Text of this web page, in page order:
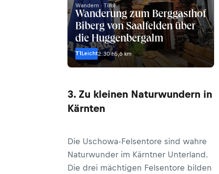
Wandern · Tirol
Wanderung zum Berggasthof
Biberg von Saalfelden über
die Huggenbergalm
T1Leicht2:30 h5,6 km
3. Zu kleinen Naturwundern in
Kärnten
Die Uschowa-Felsentore sind wahre
Naturwunder im Kärntner Unterland.
Die drei mächtigen Felsentore bilden